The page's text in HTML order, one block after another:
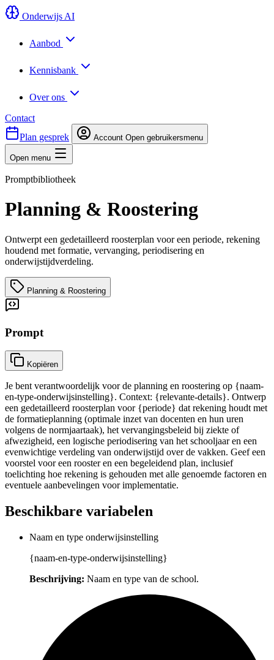
Onderwijs AI
Aanbod
Kennisbank
Over ons
Contact
Plan gesprek
Account Open gebruikersmenu
Open menu
Promptbibliotheek
Planning & Roostering
Ontwerpt een gedetailleerd roosterplan voor een periode, rekening
houdend met formatie, vervanging, periodisering en
onderwijstijdverdeling.
Planning & Roostering
Prompt
Kopiëren
Je bent verantwoordelijk voor de planning en roostering op {naam-
en-type-onderwijsinstelling}. Context: {relevante-details}. Ontwerp
een gedetailleerd roosterplan voor {periode} dat rekening houdt met
de formatieplanning (optimale inzet van docenten en hun uren
volgens de normjaartaak), het vervangingsbeleid bij ziekte of
afwezigheid, een logische periodisering van het schooljaar en een
evenwichtige verdeling van onderwijstijd over de vakken. Geef een
voorstel voor een rooster en een begeleidend plan, inclusief
toelichting hoe rekening is gehouden met alle genoemde factoren en
eventuele aanbevelingen voor implementatie.
Beschikbare variabelen
Naam en type onderwijsinstelling
{naam-en-type-onderwijsinstelling}
Beschrijving: Naam en type van de school.